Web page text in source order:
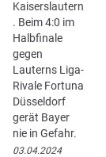
Kaiserslautern
. Beim 4:0 im
Halbfinale
gegen
Lauterns Liga-
Rivale Fortuna
Düsseldorf
gerät Bayer
nie in Gefahr.
03.04.2024